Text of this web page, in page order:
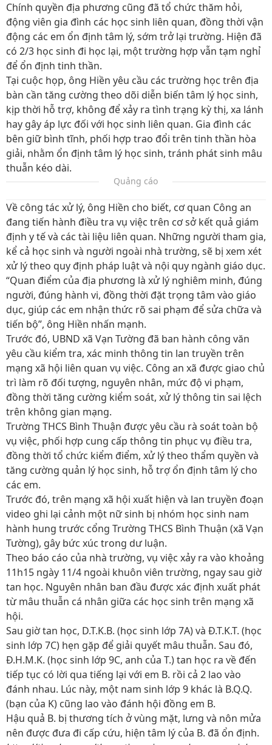
Chính quyền địa phương cũng đã tổ chức thăm hỏi,
động viên gia đình các học sinh liên quan, đồng thời vận
động các em ổn định tâm lý, sớm trở lại trường. Hiện đã
có 2/3 học sinh đi học lại, một trường hợp vẫn tạm nghỉ
để ổn định tinh thần.
Tại cuộc họp, ông Hiền yêu cầu các trường học trên địa
bàn cần tăng cường theo dõi diễn biến tâm lý học sinh,
kịp thời hỗ trợ, không để xảy ra tình trạng kỳ thị, xa lánh
hay gây áp lực đối với học sinh liên quan. Gia đình các
bên giữ bình tĩnh, phối hợp trao đổi trên tinh thần hòa
giải, nhằm ổn định tâm lý học sinh, tránh phát sinh mâu
thuẫn kéo dài.
Quảng cáo
Về công tác xử lý, ông Hiền cho biết, cơ quan Công an
đang tiến hành điều tra vụ việc trên cơ sở kết quả giám
định y tế và các tài liệu liên quan. Những người tham gia,
kể cả học sinh và người ngoài nhà trường, sẽ bị xem xét
xử lý theo quy định pháp luật và nội quy ngành giáo dục.
“Quan điểm của địa phương là xử lý nghiêm minh, đúng
người, đúng hành vi, đồng thời đặt trọng tâm vào giáo
dục, giúp các em nhận thức rõ sai phạm để sửa chữa và
tiến bộ”, ông Hiền nhấn mạnh.
Trước đó, UBND xã Vạn Tường đã ban hành công văn
yêu cầu kiểm tra, xác minh thông tin lan truyền trên
mạng xã hội liên quan vụ việc. Công an xã được giao chủ
trì làm rõ đối tượng, nguyên nhân, mức độ vi phạm,
đồng thời tăng cường kiểm soát, xử lý thông tin sai lệch
trên không gian mạng.
Trường THCS Bình Thuận được yêu cầu rà soát toàn bộ
vụ việc, phối hợp cung cấp thông tin phục vụ điều tra,
đồng thời tổ chức kiểm điểm, xử lý theo thẩm quyền và
tăng cường quản lý học sinh, hỗ trợ ổn định tâm lý cho
các em.
Trước đó, trên mạng xã hội xuất hiện và lan truyền đoạn
video ghi lại cảnh một nữ sinh bị nhóm học sinh nam
hành hung trước cổng Trường THCS Bình Thuận (xã Vạn
Tường), gây bức xúc trong dư luận.
Theo báo cáo của nhà trường, vụ việc xảy ra vào khoảng
11h15 ngày 11/4 ngoài khuôn viên trường, ngay sau giờ
tan học. Nguyên nhân ban đầu được xác định xuất phát
từ mâu thuẫn cá nhân giữa các học sinh trên mạng xã
hội.
Sau giờ tan học, D.T.K.B. (học sinh lớp 7A) và Đ.T.K.T. (học
sinh lớp 7C) hẹn gặp để giải quyết mâu thuẫn. Sau đó,
Đ.H.M.K. (học sinh lớp 9C, anh của T.) tan học ra về đến
tiếp tục có lời qua tiếng lại với em B. rồi cả 2 lao vào
đánh nhau. Lúc này, một nam sinh lớp 9 khác là B.Q.Q.
(bạn của K) cũng lao vào đánh hội đồng em B.
Hậu quả B. bị thương tích ở vùng mặt, lưng và nôn mửa
nên được đưa đi cấp cứu, hiện tâm lý của B. đã ổn định.